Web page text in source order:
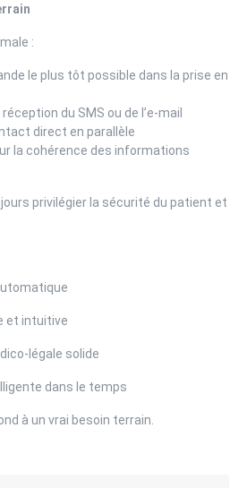
:
le plus tôt possible dans la prise en
du SMS ou de l’e-mail
direct en parallèle
la cohérence des informations
privilégier la sécurité du patient et
et intuitive
légale solide
dans le temps
à un vrai besoin terrain.